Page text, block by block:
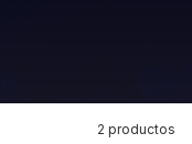
2 productos